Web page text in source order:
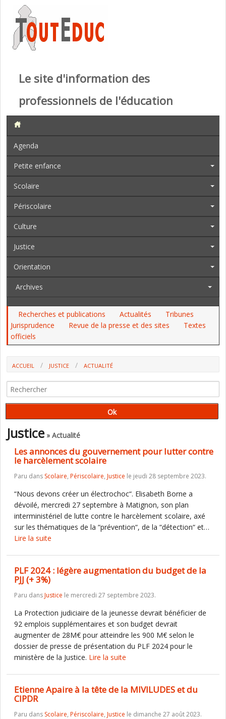
Le site d'information des
professionnels de l'éducation
Agenda
Petite enfance
Scolaire
Périscolaire
Culture
Justice
Orientation
Archives
Recherches et publications Actualités
Tribunes
Jurisprudence
Revue de la presse et des sites
Textes
officiels
ACCUEIL JUSTICE ACTUALITÉ
Justice» Actualité
Les annonces du gouvernement pour lutter contre
le harcèlement scolaire
Paru dans Scolaire, Périscolaire, Justice le jeudi 28 septembre 2023.
“Nous devons créer un électrochoc“. Elisabeth Borne a
dévoilé, mercredi 27 septembre à Matignon, son plan
interministériel de lutte contre le harcèlement scolaire, axé
sur les thématiques de la “prévention“, de la “détection“ et…
Lire la suite
PLF 2024 : légère augmentation du budget de la
PJJ (+ 3%)
Paru dansJustice le mercredi 27 septembre 2023.
La Protection judiciaire de la jeunesse devrait bénéficier de
92 emplois supplémentaires et son budget devrait
augmenter de 28M€ pour atteindre les 900 M€ selon le
dossier de presse de présentation du PLF 2024 pour le
ministère de la Justice. Lire la suite
Etienne Apaire à la tête de la MIVILUDES et du
CIPDR
Paru dans Scolaire, Périscolaire, Justice le dimanche 27 août 2023.